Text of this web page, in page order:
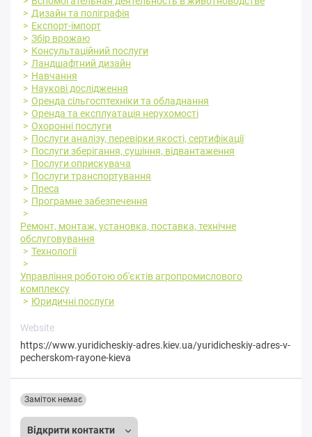
Дизайн та поліграфія
Експорт-імпорт
Збір врожаю
Консультаційний послуги
Ландшафтний дизайн
Навчання
Наукові дослідження
Оренда сільгосптехніки та обладнання
Оренда та експлуатація нерухомості
Охоронні послуги
Послуги аналізу, перевірки якості, сертифікації
Послуги зберігання, сушіння, відвантаження
Послуги оприскувача
Послуги транспортування
Преса
Програмне забезпечення
Ремонт, монтаж, установка, поставка, технічне
обслуговування
Технології
Управління роботою об'єктів агропромислового
комплексу
Юридичні послуги
Website
https://www.yuridicheskiy-adres.kiev.ua/yuridicheskiy-adres-v-
pecherskom-rayone-kieva
Відкрити контакти
Заміток немає